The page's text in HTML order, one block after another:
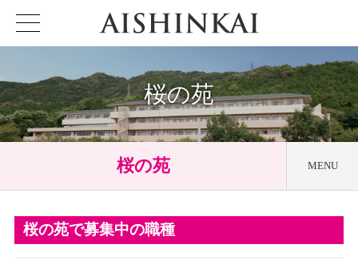
桜の苑
桜の苑 MENU
ケアハウス
桜の苑で募集中の職種